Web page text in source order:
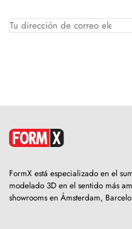
FormX está especializado en el
modelado 3D en el sentido más
showrooms en Ámsterdam,